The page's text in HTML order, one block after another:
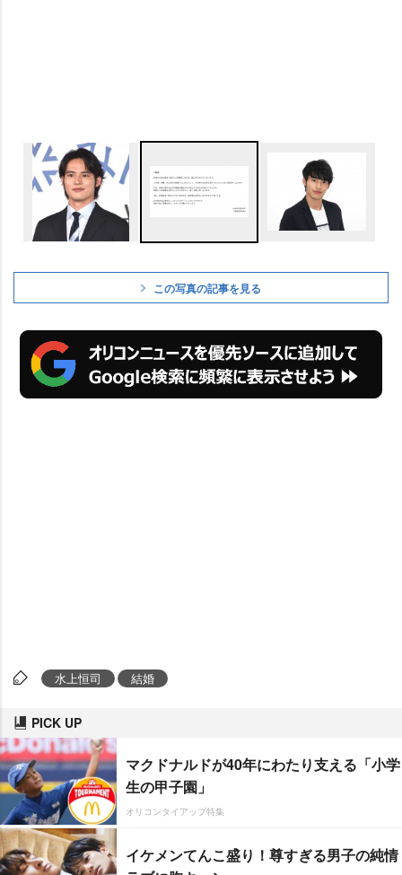
この写真の記事を見る
水上恒司 結婚
PICK UP
マクドナルドが40年にわたり支える「小学
生の甲子園」
オリコンタイアップ特集
イケメンてんこ盛り！尊すぎる男子の純情